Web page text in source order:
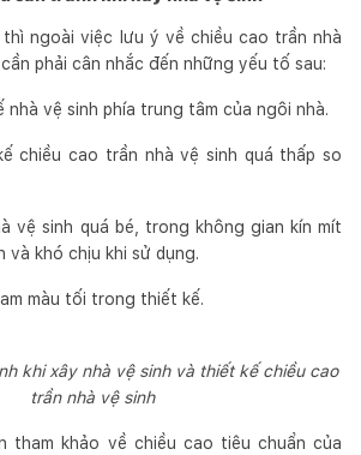
thì ngoài việc lưu ý về chiều cao trần nhà
phải cân nhắc đến những yếu tố sau:
nhà vệ sinh phía trung tâm của ngôi nhà.
chiều cao trần nhà vệ sinh quá thấp so
vệ sinh quá bé, trong không gian kín mít
và khó chịu khi sử dụng.
màu tối trong thiết kế.
khi xây nhà vệ sinh và thiết kế chiều cao
trần nhà vệ sinh
tham khảo về chiều cao tiêu chuẩn của